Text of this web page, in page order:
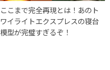
ここまで完全再現とは！あのト
ワイライトエクスプレスの寝台
模型が完璧すぎるぞ！